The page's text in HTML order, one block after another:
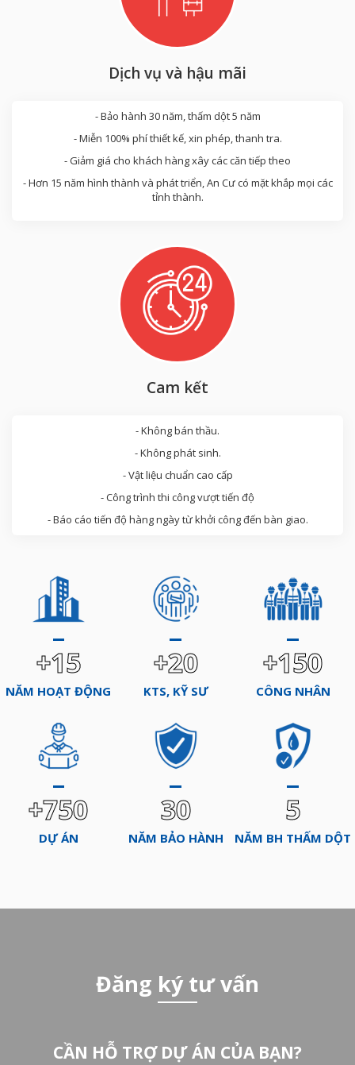
Dịch vụ và hậu mãi
- Bảo hành 30 năm, thấm dột 5 năm
- Miễn 100% phí thiết kế, xin phép, thanh tra.
- Giảm giá cho khách hàng xây các căn tiếp theo
- Hơn 15 năm hình thành và phát triển, An Cư có mặt khắp mọi các
tỉnh thành.
Cam kết
- Không bán thầu.
- Không phát sinh.
- Vật liệu chuẩn cao cấp
- Công trình thi công vượt tiến độ
- Báo cáo tiến độ hàng ngày từ khởi công đến bàn giao.
+15
NĂM HOẠT ĐỘNG
+20
KTS, KỸ SƯ
+150
CÔNG NHÂN
+750
DỰ ÁN
30
NĂM BẢO HÀNH
5
NĂM BH THẤM DỘT
Đăng ký tư vấn
CẦN HỖ TRỢ DỰ ÁN CỦA BẠN?